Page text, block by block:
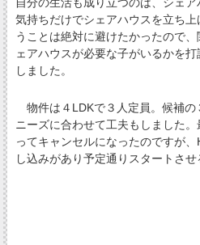
気持ちだけでシェアハウスを立ち
うことは絶対に避けたかったので
ェアハウスが必要な子がいるかを
しました。
物件は４LDKで３人定員。候補の
ニーズに合わせて工夫もしました
ってキャンセルになったのですが
し込みがあり予定通りスタートさせ